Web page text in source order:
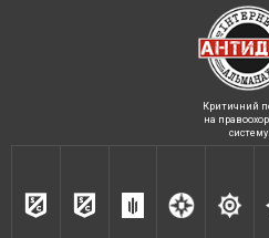
Критичний
на
систему